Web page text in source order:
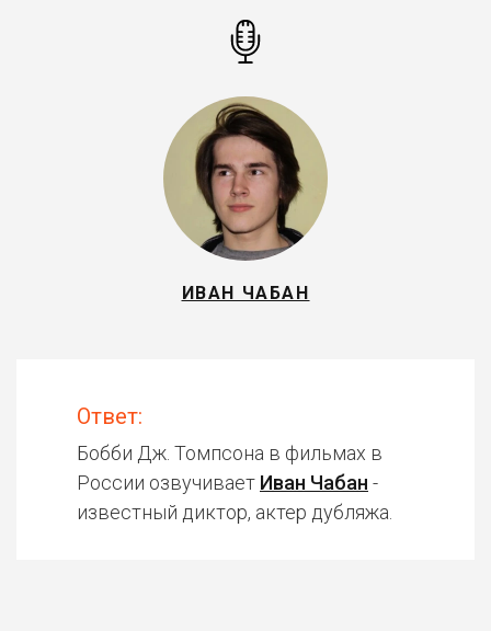
ИВАН ЧАБАН
Ответ:
Бобби Дж. Томпсона в фильмах в
России озвучивает Иван Чабан -
известный диктор, актер дубляжа.